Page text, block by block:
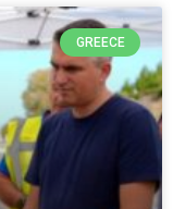
GREECE